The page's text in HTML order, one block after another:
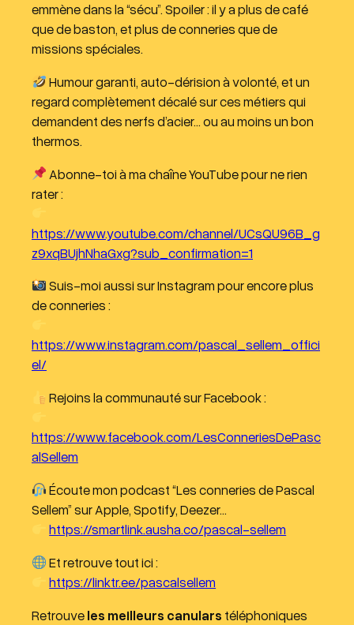
o
emmène dans la “sécu”. Spoiler : il y a plus de café
que de baston, et plus de conneries que de
missions spéciales.
Humour garanti, auto-dérision à volonté, et un
regard complètement décalé sur ces métiers qui
demandent des nerfs d’acier… ou au moins un bon
thermos.
Abonne-toi à ma chaîne YouTube pour ne rien
rater :
https://www.youtube.com/channel/UCsQU96B_g
z9xqBUjhNhaGxg?sub_confirmation=1
Suis-moi aussi sur Instagram pour encore plus
de conneries :
https://www.instagram.com/pascal_sellem_offici
el/
Rejoins la communauté sur Facebook :
https://www.facebook.com/LesConneriesDePasc
alSellem
Écoute mon podcast “Les conneries de Pascal
Sellem” sur Apple, Spotify, Deezer…
https://smartlink.ausha.co/pascal-sellem
Et retrouve tout ici :
https://linktr.ee/pascalsellem
Retrouveles meilleurs canulars téléphoniques